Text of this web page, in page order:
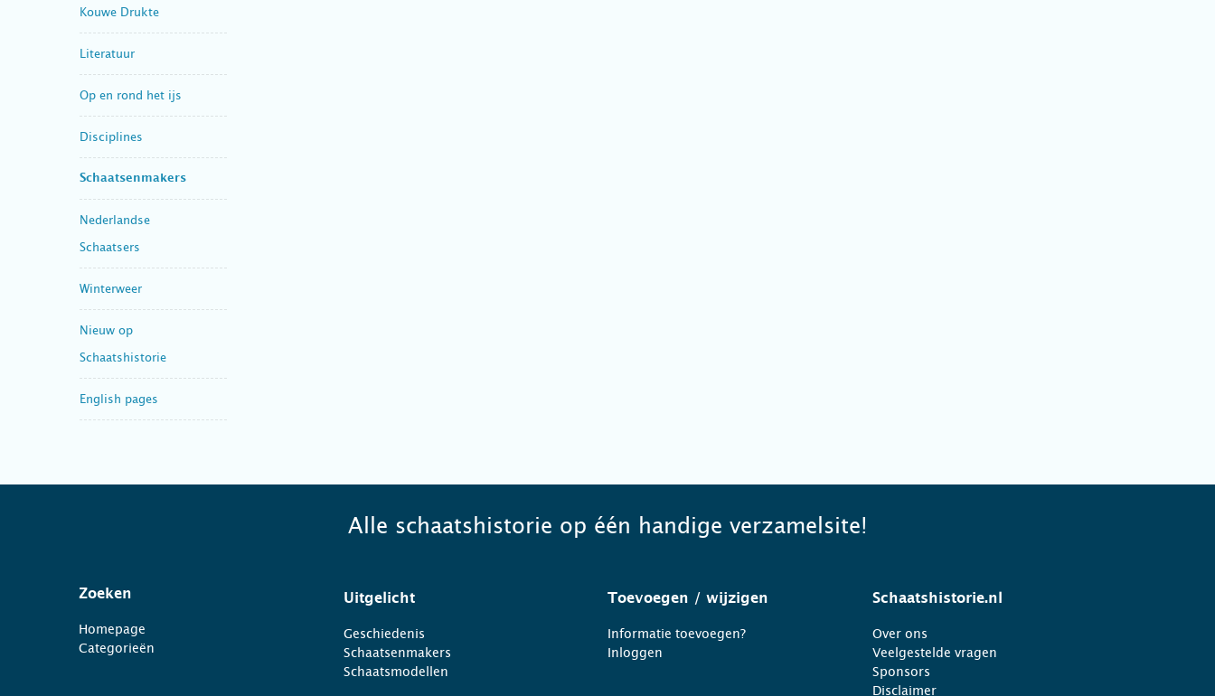
Kouwe Drukte
Literatuur
Op en rond het ijs
Disciplines
Schaatsenmakers
Nederlandse
Schaatsers
Winterweer
Nieuw op
Schaatshistorie
English pages
Alle schaatshistorie op één handige verzamelsite!
Zoeken
Homepage
Categorieën
Uitgelicht
Geschiedenis
Schaatsenmakers
Schaatsmodellen
Toevoegen / wijzigen
Informatie toevoegen?
Inloggen
Schaatshistorie.nl
Over ons
Veelgestelde vragen
Sponsors
Disclaimer